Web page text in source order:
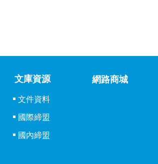
文庫資源
文件資料
國際締盟
國內締盟
網路商城